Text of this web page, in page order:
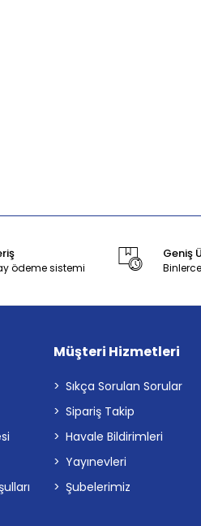
ödeme sistemi
Geniş
Müşteri Hizmetleri
Sıkça Sorulan Sorular
Sipariş Takip
Havale Bildirimleri
Yayınevleri
Şubelerimiz